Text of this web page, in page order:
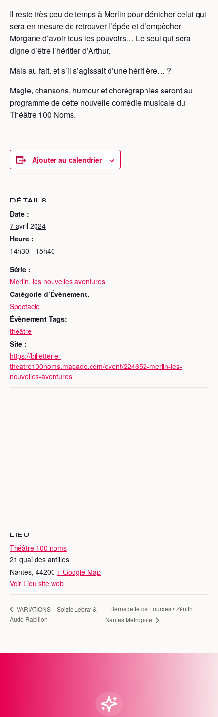
Il reste très peu de temps à Merlin pour dénicher celui qui
sera en mesure de retrouver l’épée et d’empêcher
Morgane d’avoir tous les pouvoirs… Le seul qui sera
digne d’être l’héritier d’Arthur.
Mais au fait, et s’il s’agissait d’une héritière… ?
Magie, chansons, humour et chorégraphies seront au
programme de cette nouvelle comédie musicale du
Théâtre 100 Noms.
Ajouter au calendrier
DÉTAILS
Date :
7 avril 2024
Heure :
14h30 - 15h40
Série :
Merlin, les nouvelles aventures
Catégorie d’Évènement:
Spectacle
Évènement Tags:
théâtre
Site :
https://billetterie-
theatre100noms.mapado.com/event/224652-merlin-les-
nouvelles-aventures
LIEU
Théâtre 100 noms
21 quai des antilles
Nantes, 44200 + Google Map
Voir Lieu site web
VARIATIONS – Soizic Lebrat &
Aude Rabillon
Bernadette de Lourdes • Zénith
Nantes Métropole